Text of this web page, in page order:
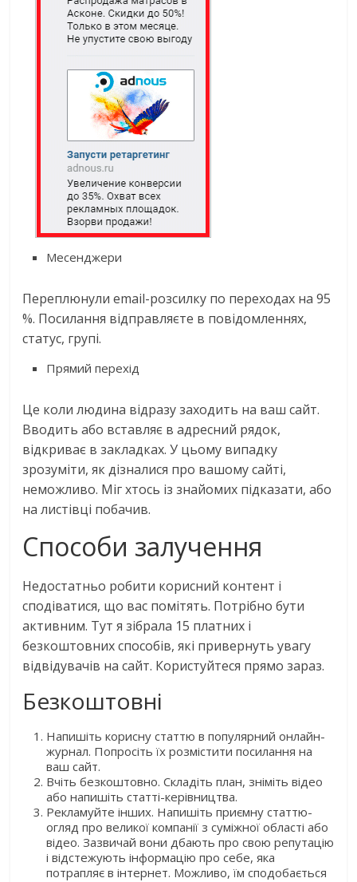
Месенджери
Переплюнули email-розсилку по переходах на 95
%. Посилання відправляєте в повідомленнях,
статус, групі.
Прямий перехід
Це коли людина відразу заходить на ваш сайт.
Вводить або вставляє в адресний рядок,
відкриває в закладках. У цьому випадку
зрозуміти, як дізналися про вашому сайті,
неможливо. Міг хтось із знайомих підказати, або
на листівці побачив.
Способи залучення
Недостатньо робити корисний контент і
сподіватися, що вас помітять. Потрібно бути
активним. Тут я зібрала 15 платних і
безкоштовних способів, які привернуть увагу
відвідувачів на сайт. Користуйтеся прямо зараз.
Безкоштовні
Напишіть корисну статтю в популярний онлайн-
журнал. Попросіть їх розмістити посилання на
ваш сайт.
Вчіть безкоштовно. Складіть план, зніміть відео
або напишіть статті-керівництва.
Рекламуйте інших. Напишіть приємну статтю-
огляд про великої компанії з суміжної області або
відео. Зазвичай вони дбають про свою репутацію
і відстежують інформацію про себе, яка
потрапляє в інтернет. Можливо, їм сподобається